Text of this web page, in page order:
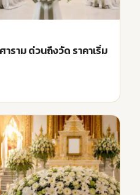
าม ด่วนถึงวัด ราคาเริ่ม